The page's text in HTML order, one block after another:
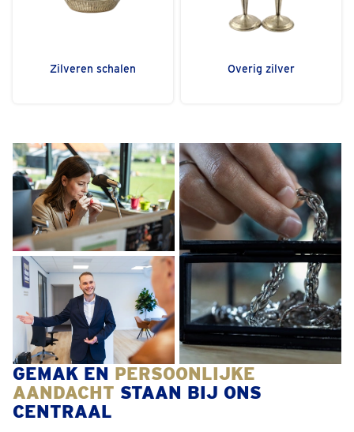
Zilveren schalen Overig zilver
GEMAK EN PERSOONLIJKE
AANDACHT STAAN BIJ ONS
CENTRAAL